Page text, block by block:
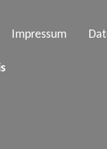
Impressum